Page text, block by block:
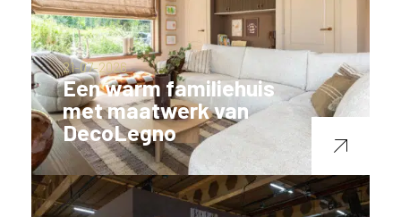
21-07-2026
Een warm familiehuis
met maatwerk van
DecoLegno